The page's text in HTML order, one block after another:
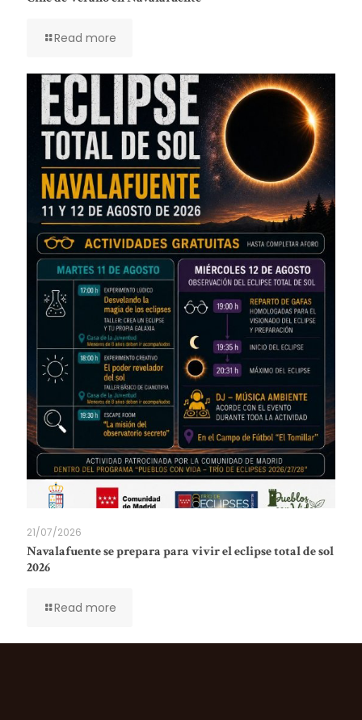
Read more
21/07/2026
Navalafuente se prepara para vivir el eclipse total de sol
2026
Read more